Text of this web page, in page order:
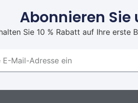
Abonnieren Sie
Sie 10 % Rabatt auf Ihre erste